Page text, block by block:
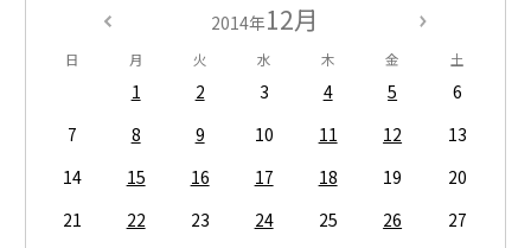
2014年12月
日 月 火 水 木 金 土
1 2 3 4 5
6
7
8 9 10 11 12
13
14
15 16 17 18 19
20
21
22 23 24 25 26
27